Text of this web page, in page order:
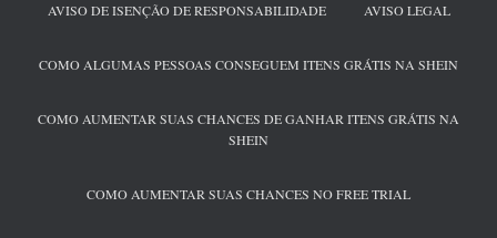
AVISO DE ISENÇÃO DE RESPONSABILIDADE AVISO LEGAL
COMO ALGUMAS PESSOAS CONSEGUEM ITENS GRÁTIS NA SHEIN
COMO AUMENTAR SUAS CHANCES DE GANHAR ITENS GRÁTIS NA
SHEIN
COMO AUMENTAR SUAS CHANCES NO FREE TRIAL